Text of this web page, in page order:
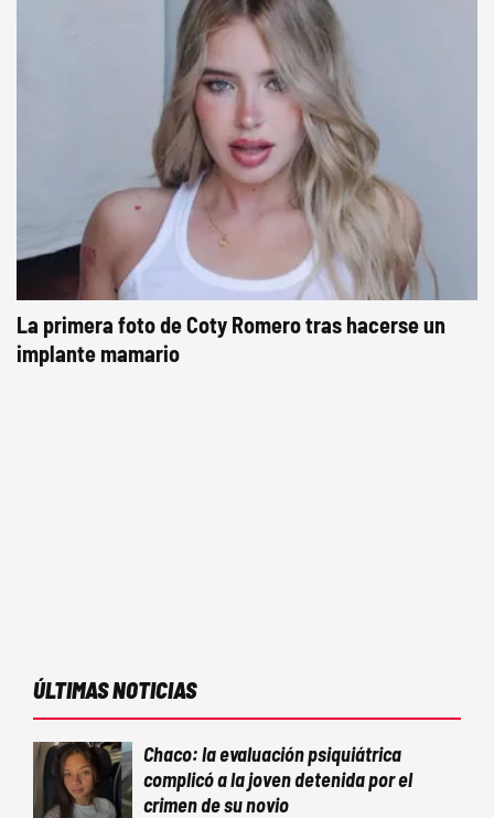
La primera foto de Coty Romero tras hacerse un
implante mamario
ÚLTIMAS NOTICIAS
Chaco: la evaluación psiquiátrica
complicó a la joven detenida por el
crimen de su novio